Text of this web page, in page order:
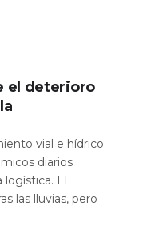
el deterioro
vial e hídrico
diarios
El
las lluvias, pero